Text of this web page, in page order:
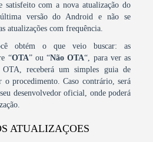
satisfeito com a nova atualização do
versão do Android e não se
atualizações com frequência.
obtém o que veio buscar: as
“OTA” ou “Não OTA“, para ver as
OTA, receberá um simples guia de
o procedimento. Caso contrário, será
desenvolvedor oficial, onde poderá
ATUALIZAÇOES